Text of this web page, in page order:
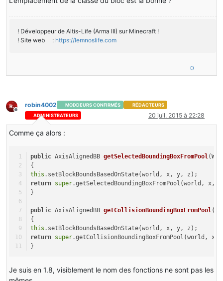
public boolean hasTileEntity( int metadata) {
return
true ;
false;
}
public boolean renderAsNormalBlock() {
return false
@SideOnly(Side.CLIENT)
public
int getRenderType () {
return
ClientProxy.tesrRenderId;
@SideOnly(Side.CLIENT)
AxisAlignedBB getSelectedBoundingBox
{
.setBlockBoundsBasedOnState(world, x, y,
return
public AxisAlignedBB getCollisionBoundingBox
! Développeur de Altis-Life (Arma III) sur Minecraft !
! Site web : https://lemnoslife.com
0
Hors-ligne
robin4002 MODDEURS CONFIRMÉS
RÉDACTEURS
ADMINISTRATEURS
20 juil. 2015 à 22:28
Comme ça alors :
public AxisAlignedBB getSelectedBoundingBoxFromPool
{
this .setBlockBoundsBasedOnState(world, x, y, z);
return super.getSelectedBoundingBoxFromPool(world, x,
}
public AxisAlignedBB getCollisionBoundingBoxFromPool
{
this .setBlockBoundsBasedOnState(world, x, y, z);
return super.getCollisionBoundingBoxFromPool(world,
}
Je suis en 1.8, visiblement le nom des fonctions ne sont pas les